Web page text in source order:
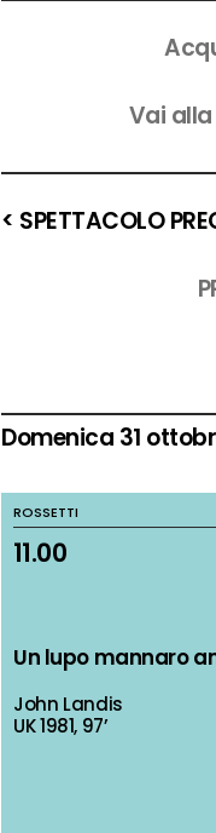
Vai
< SPETTACOLO
Domenica 31
ROSSETTI
11.00
Un lupo mannaro
John Landis
UK 1981, 97’
ROSSETTI
11.00
Un lupo mannaro
John Landis
UK 1981, 97’